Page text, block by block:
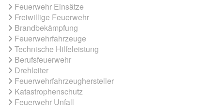
Feuerwehr Einsätze
Freiwillige Feuerwehr
Brandbekämpfung
Feuerwehrfahrzeuge
Technische Hilfeleistung
Berufsfeuerwehr
Drehleiter
Feuerwehrfahrzeughersteller
Katastrophenschutz
Feuerwehr Unfall